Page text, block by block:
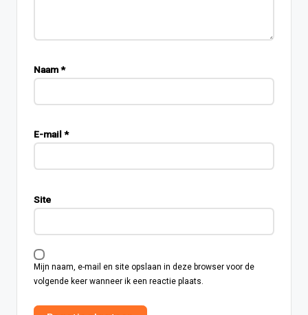
Naam*
E-mail *
Site
Mijn naam, e-mail en site opslaan in deze browser voor de
volgende keer wanneer ik een reactie plaats.